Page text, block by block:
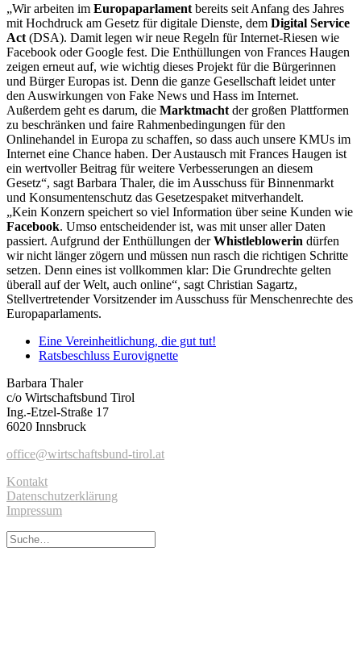
„Wir arbeiten im Europaparlament bereits seit Anfang des Jahres
mit Hochdruck am Gesetz für digitale Dienste, dem Digital Service
Act (DSA). Damit legen wir neue Regeln für Internet-Riesen wie
Facebook oder Google fest. Die Enthüllungen von Frances Haugen
zeigen erneut auf, wie wichtig dieses Projekt für die Bürgerinnen
und Bürger Europas ist. Denn die ganze Gesellschaft leidet unter
den Auswirkungen von Fake News und Hass im Internet.
Außerdem geht es darum, die Marktmacht der großen Plattformen
zu beschränken und faire Rahmenbedingungen für den
Onlinehandel in Europa zu schaffen, so dass auch unsere KMUs im
Internet eine Chance haben. Der Austausch mit Frances Haugen ist
ein wertvoller Beitrag für weitere Verbesserungen an diesem
Gesetz“, sagt Barbara Thaler, die im Ausschuss für Binnenmarkt
und Konsumentenschutz das Gesetzespaket mitverhandelt.
„Kein Konzern speichert so viel Information über seine Kunden wie
Facebook. Umso entscheidender ist, was mit unser aller Daten
passiert. Aufgrund der Enthüllungen derWhistleblowerin dürfen
wir nicht länger zögern und müssen nun rasch die richtigen Schritte
setzen. Denn eines ist vollkommen klar: Die Grundrechte gelten
überall auf der Welt, auch online“, sagt Christian Sagartz,
Stellvertretender Vorsitzender im Ausschuss für Menschenrechte des
Europaparlaments.
Eine Vereinheitlichung, die gut tut!
Ratsbeschluss Eurovignette
Barbara Thaler
c/o Wirtschaftsbund Tirol
Ing.-Etzel-Straße 17
6020 Innsbruck
office@wirtschaftsbund-tirol.at
Kontakt
Datenschutzerklärung
Impressum